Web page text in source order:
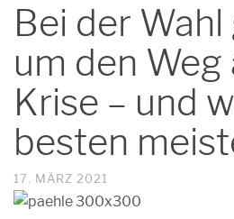
Bei der
um den Weg
Krise – und
besten
17. MÄRZ 2021